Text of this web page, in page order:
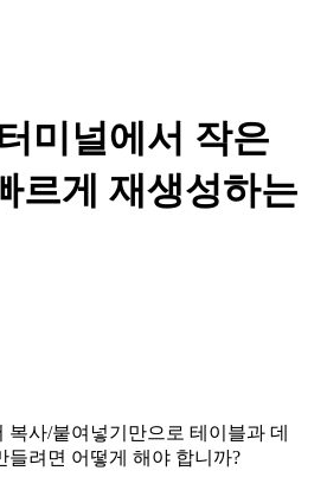
미널에서 작은
르게 재생성하는
복사/붙여넣기만으로 테이블과 데
들려면 어떻게 해야 합니까?